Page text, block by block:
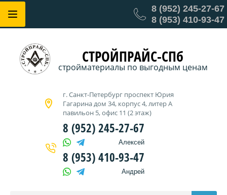
8 (952) 245-27-67
8 (953) 410-93-47
СТРОЙПРАЙС-СПб
стройматериалы по выгодным ценам
г. Санкт-Петербург проспект Юрия
Гагарина дом 34, корпус 4, литер А
павильон 5, офис 11 (2 этаж)
8 (952) 245-27-67
Алексей
8 (953) 410-93-47
Андрей